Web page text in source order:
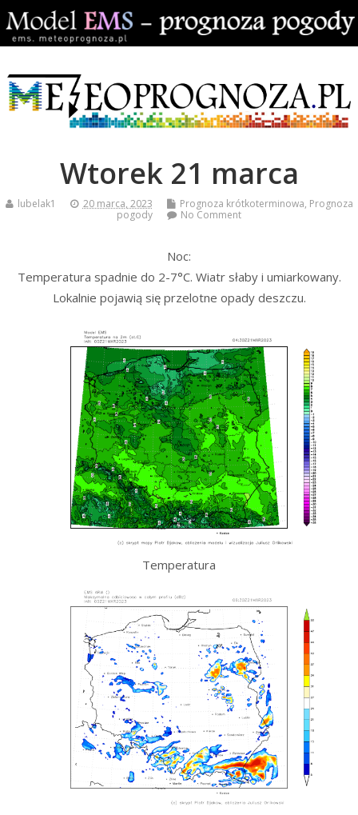
Wtorek 21 marca
lubelak1 20 marca, 2023 Prognoza krótkoterminowa, Prognoza
pogody
No Comment
Noc:
Temperatura spadnie do 2-7°C. Wiatr słaby i umiarkowany.
Lokalnie pojawią się przelotne opady deszczu.
Temperatura